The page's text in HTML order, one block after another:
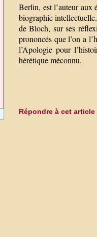
Berlin, est l’auteur aux
biographie
de Bloch, sur ses
prononcés que l’on a
l’Apologie pour
hérétique méconnu.
Répondre à cet article